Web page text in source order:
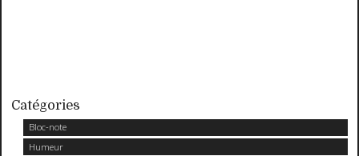
Catégories
Bloc-note
Humeur